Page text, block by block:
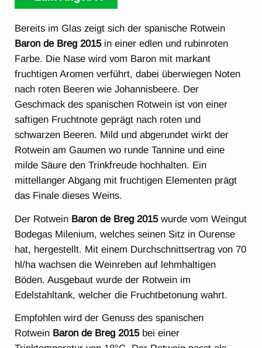
Bereits im Glas zeigt sich der spanische Rotwein
Baron de Breg 2015in einer edlen und rubinroten
Farbe. Die Nase wird vom Baron mit markant
fruchtigen Aromen verführt, dabei überwiegen Noten
nach roten Beeren wie Johannisbeere. Der
Geschmack des spanischen Rotwein ist von einer
saftigen Fruchtnote geprägt nach roten und
schwarzen Beeren. Mild und abgerundet wirkt der
Rotwein am Gaumen wo runde Tannine und eine
milde Säure den Trinkfreude hochhalten. Ein
mittellanger Abgang mit fruchtigen Elementen prägt
das Finale dieses Weins.
Der Rotwein Baron de Breg 2015wurde vom Weingut
Bodegas Milenium, welches seinen Sitz in Ourense
hat, hergestellt. Mit einem Durchschnittsertrag von 70
hl/ha wachsen die Weinreben auf lehmhaltigen
Böden. Ausgebaut wurde der Rotwein im
Edelstahltank, welcher die Fruchtbetonung wahrt.
Empfohlen wird der Genuss des spanischen
Rotwein Baron de Breg 2015bei einer